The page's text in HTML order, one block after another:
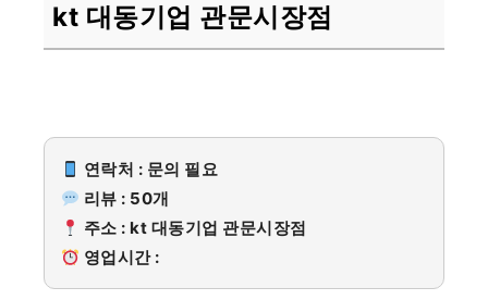
kt 대동기업 관문시장점
연락처 : 문의 필요
리뷰 : 50개
주소 : kt 대동기업 관문시장점
영업시간 :